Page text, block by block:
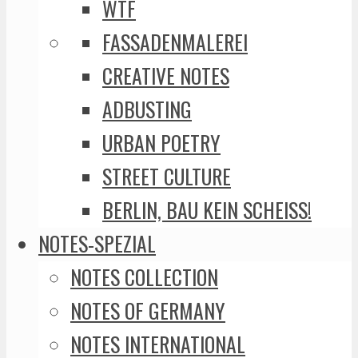
WTF
FASSADENMALEREI
CREATIVE NOTES
ADBUSTING
URBAN POETRY
STREET CULTURE
BERLIN, BAU KEIN SCHEISS!
NOTES-SPEZIAL
NOTES COLLECTION
NOTES OF GERMANY
NOTES INTERNATIONAL